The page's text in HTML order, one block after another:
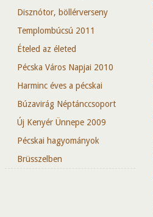
Disznótor, böllérverseny
Templombúcsú 2011
Ételed az életed
Pécska Város Napjai 2010
Harminc éves a pécskai
Búzavirág Néptánccsoport
Új Kenyér Ünnepe 2009
Pécskai hagyományok
Brüsszelben